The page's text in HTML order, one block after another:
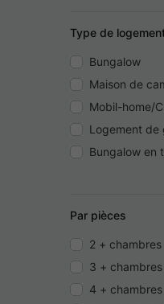
Type de
Bungalow
Maison de
Mobil-home/
Logement de
Bungalow en
Par pièces
2 + chambres
3 + chambres
4 + chambres